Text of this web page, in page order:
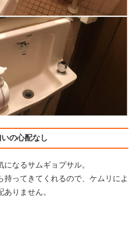
いの心配なし
なるサムギョプサル。
持ってきてくれるので、ケムリによ
りません。